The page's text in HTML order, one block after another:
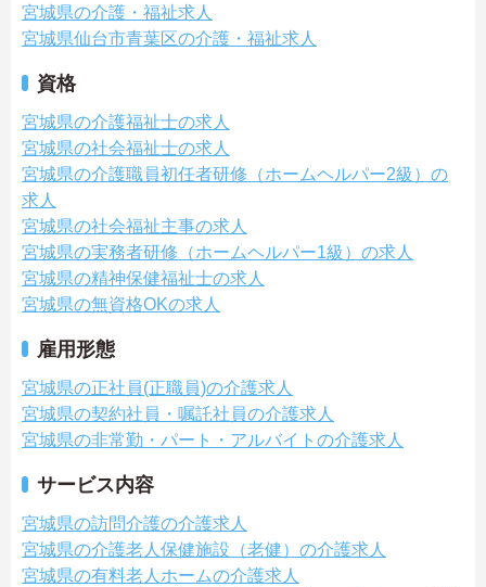
宮城県の介護・福祉求人
宮城県仙台市青葉区の介護・福祉求人
資格
宮城県の介護福祉士の求人
宮城県の社会福祉士の求人
宮城県の介護職員初任者研修（ホームヘルパー2級）の
求人
宮城県の社会福祉主事の求人
宮城県の実務者研修（ホームヘルパー1級）の求人
宮城県の精神保健福祉士の求人
宮城県の無資格OKの求人
雇用形態
宮城県の正社員(正職員)の介護求人
宮城県の契約社員・嘱託社員の介護求人
宮城県の非常勤・パート・アルバイトの介護求人
サービス内容
宮城県の訪問介護の介護求人
宮城県の介護老人保健施設（老健）の介護求人
宮城県の有料老人ホームの介護求人